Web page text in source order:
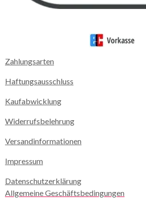
Zahlungsarten
Haftungsausschluss
Kaufabwicklung
Widerrufsbelehrung
Versandinformationen
Impressum
Datenschutzerklärung
Allgemeine Geschäftsbedingungen